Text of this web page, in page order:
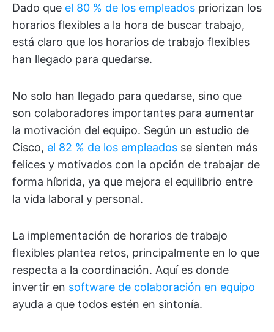
Dado que el 80 % de los empleados priorizan los
horarios flexibles a la hora de buscar trabajo,
está claro que los horarios de trabajo flexibles
han llegado para quedarse.
No solo han llegado para quedarse, sino que
son colaboradores importantes para aumentar
la motivación del equipo. Según un estudio de
Cisco, el 82 % de los empleados se sienten más
felices y motivados con la opción de trabajar de
forma híbrida, ya que mejora el equilibrio entre
la vida laboral y personal.
La implementación de horarios de trabajo
flexibles plantea retos, principalmente en lo que
respecta a la coordinación. Aquí es donde
invertir en software de colaboración en equipo
ayuda a que todos estén en sintonía.